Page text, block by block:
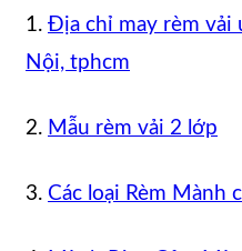
1. Địa chỉ may rèm vải
Nội, tphcm
2. Mẫu rèm vải 2 lớp
3. Các loại Rèm Mành